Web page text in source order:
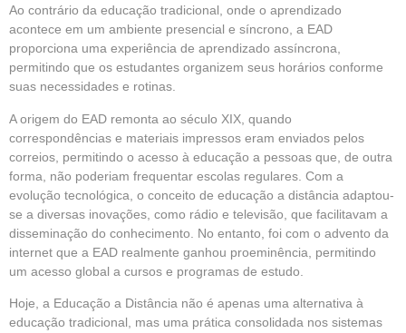
Ao contrário da educação tradicional, onde o aprendizado
acontece em um ambiente presencial e síncrono, a EAD
proporciona uma experiência de aprendizado assíncrona,
permitindo que os estudantes organizem seus horários conforme
suas necessidades e rotinas.
A origem do EAD remonta ao século XIX, quando
correspondências e materiais impressos eram enviados pelos
correios, permitindo o acesso à educação a pessoas que, de outra
forma, não poderiam frequentar escolas regulares. Com a
evolução tecnológica, o conceito de educação a distância adaptou-
se a diversas inovações, como rádio e televisão, que facilitavam a
disseminação do conhecimento. No entanto, foi com o advento da
internet que a EAD realmente ganhou proeminência, permitindo
um acesso global a cursos e programas de estudo.
Hoje, a Educação a Distância não é apenas uma alternativa à
educação tradicional, mas uma prática consolidada nos sistemas